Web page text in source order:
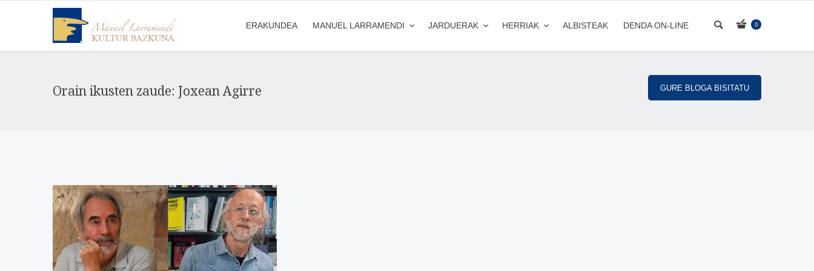
ERAKUNDEA MANUEL LARRAMENDI JARDUERAK HERRIAK ALBISTEAK DENDA ON-LINE 0
Orain ikusten zaude: Joxean Agirre GURE BLOGA BISITATU